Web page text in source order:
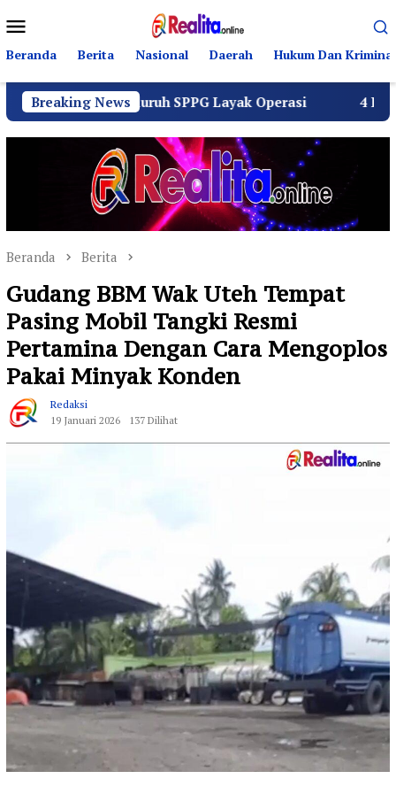
ke
kontenMobile
Beranda Berita Nasional Daerah Hukum Dan Kriminal
Breaking News
Seluruh SPPG Layak Operasi 4 Pemuda
Beranda Berita
Gudang BBM Wak Uteh Tempat
Pasing Mobil Tangki Resmi
Pertamina Dengan Cara Mengoplos
Pakai Minyak Konden
Redaksi
19 Januari 2026
137 Dilihat